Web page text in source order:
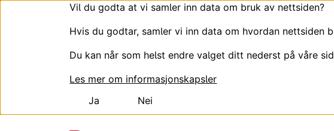
Vil du godta at vi samler inn data om bruk av nettsiden?
Hvis du godtar, samler vi inn data om hvordan nettsiden
Du kan når som helst endre valget ditt nederst på våre
Les mer om informasjonskapsler
Ja
Nei